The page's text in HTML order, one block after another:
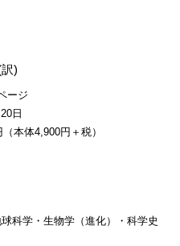
訳)
ージ
日
本体4,900円＋税）
科学・生物学（進化）・科学史